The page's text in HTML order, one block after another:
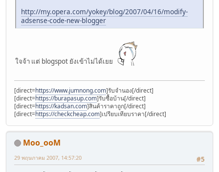
http://my.opera.com/yokey/blog/2007/04/16/modify-
adsense-code-new-blogger
ใจจ้า แต่ blogspot ยังเข้าไม่ได้เยย
[direct=https://www.jumnong.com]รับจำนอง[/direct]
[direct=https://burapasup.com]รับซื้อบ้าน[/direct]
[direct=https://kadsan.com]สินค้าราคาถูก[/direct]
[direct=https://checkcheap.com]เปรียบเทียบราคา[/direct]
Moo_ooM
#5
29 พฤษภาคม 2007, 14:57:20